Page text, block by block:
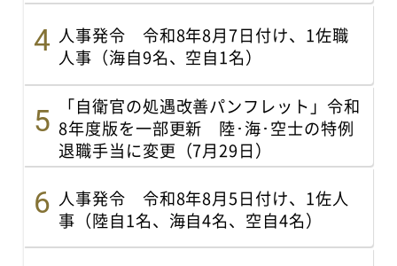
人事発令 令和8年8月7日付け、1佐職
人事（海自9名、空自1名）
「自衛官の処遇改善パンフレット」令和
8年度版を一部更新 陸･海･空士の特例
退職手当に変更（7月29日）
人事発令 令和8年8月5日付け、1佐人
事（陸自1名、海自4名、空自4名）